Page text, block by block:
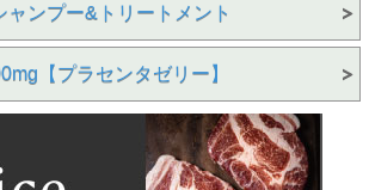
ャンプー&トリートメント
【プラセンタゼリー】